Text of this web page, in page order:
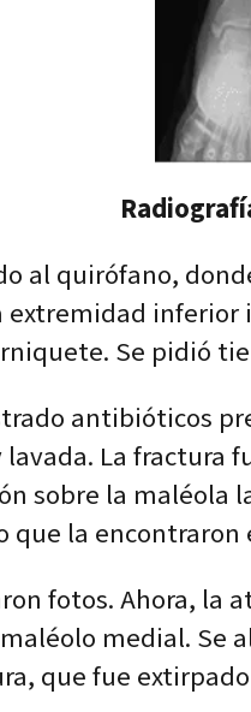
al quirófano,
extremidad
Se pidió
antibióticos
La fractura
sobre la
que la
fotos. Ahora, la
medial. Se
que fue